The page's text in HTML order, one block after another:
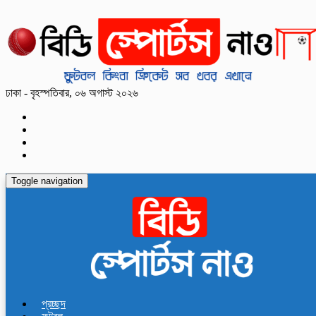
ঢাকা - বৃহস্পতিবার, ০৬ অগাস্ট ২০২৬
Toggle navigation
প্রচ্ছদ